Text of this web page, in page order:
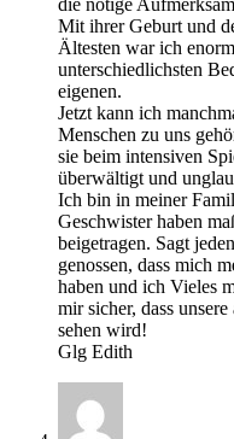
die nötige
Mit ihrer Geburt und
Ältesten war ich
unterschiedlichsten
eigenen.
Jetzt kann ich
Menschen zu uns
sie beim intensiven
überwältigt und
Ich bin in meiner
Geschwister haben
beigetragen. Sagt
genossen, dass mich
haben und ich Vieles
mir sicher, dass
sehen wird!
Glg Edith